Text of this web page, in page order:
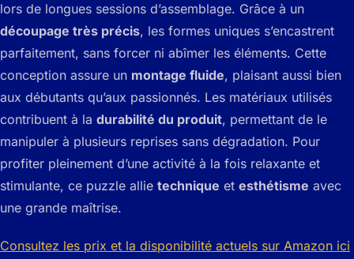
lors de longues sessions d’assemblage. Grâce à un
découpage très précis, les formes uniques s’encastrent
parfaitement, sans forcer ni abîmer les éléments. Cette
conception assure un montage fluide, plaisant aussi bien
aux débutants qu’aux passionnés. Les matériaux utilisés
contribuent à la durabilité du produit, permettant de le
manipuler à plusieurs reprises sans dégradation. Pour
profiter pleinement d’une activité à la fois relaxante et
stimulante, ce puzzle allie technique et esthétisme avec
une grande maîtrise.
Consultez les prix et la disponibilité actuels sur Amazon ici